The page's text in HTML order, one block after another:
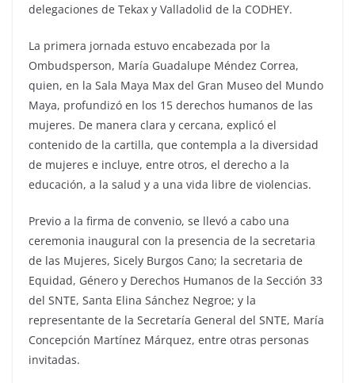
delegaciones de Tekax y Valladolid de la CODHEY.
La primera jornada estuvo encabezada por la
Ombudsperson, María Guadalupe Méndez Correa,
quien, en la Sala Maya Max del Gran Museo del Mundo
Maya, profundizó en los 15 derechos humanos de las
mujeres. De manera clara y cercana, explicó el
contenido de la cartilla, que contempla a la diversidad
de mujeres e incluye, entre otros, el derecho a la
educación, a la salud y a una vida libre de violencias.
Previo a la firma de convenio, se llevó a cabo una
ceremonia inaugural con la presencia de la secretaria
de las Mujeres, Sicely Burgos Cano; la secretaria de
Equidad, Género y Derechos Humanos de la Sección 33
del SNTE, Santa Elina Sánchez Negroe; y la
representante de la Secretaría General del SNTE, María
Concepción Martínez Márquez, entre otras personas
invitadas.